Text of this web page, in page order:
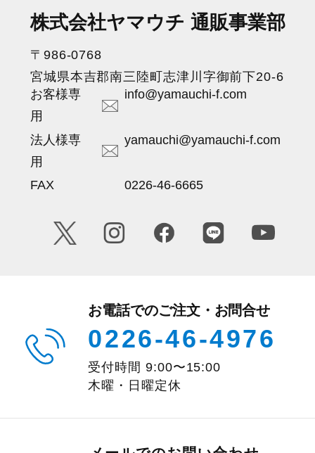
株式会社ヤマウチ 通販事業部
〒986-0768
宮城県本吉郡南三陸町志津川字御前下20-6
お客様専
用
info@yamauchi-f.com
法人様専
用
yamauchi@yamauchi-f.com
FAX 0226-46-6665
お電話でのご注文・お問合せ
0226-46-4976
受付時間 9:00〜15:00
木曜・日曜定休